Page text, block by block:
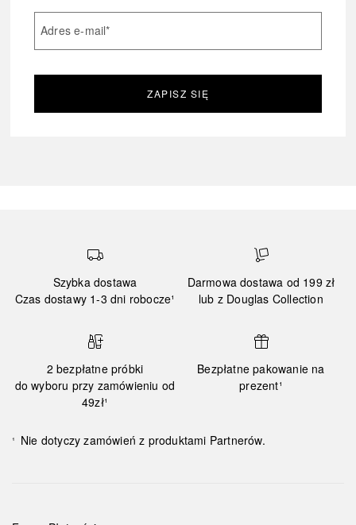
Adres e-mail*
ZAPISZ SIĘ
Szybka dostawa
Czas dostawy 1-3 dni robocze¹
Darmowa dostawa od 199 zł
lub z Douglas Collection
2 bezpłatne próbki
do wyboru przy zamówieniu od
49zł¹
Bezpłatne pakowanie na
prezent¹
¹ Nie dotyczy zamówień z produktami Partnerów.